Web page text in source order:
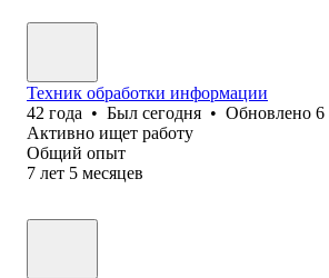
Техник обработки информации
42 года • Был сегодня • Обновлено 6
Активно ищет работу
Общий опыт
7 лет 5 месяцев